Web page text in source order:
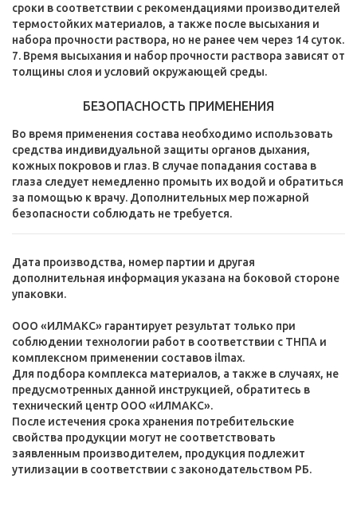
сроки в соответствии с рекомендациями производителей
термостойких материалов, а также после высыхания и
набора прочности раствора, но не ранее чем через 14 суток.
7. Время высыхания и набор прочности раствора зависят от
толщины слоя и условий окружающей среды.
БЕЗОПАСНОСТЬ ПРИМЕНЕНИЯ
Во время применения состава необходимо использовать
средства индивидуальной защиты органов дыхания,
кожных покровов и глаз. В случае попадания состава в
глаза следует немедленно промыть их водой и обратиться
за помощью к врачу. Дополнительных мер пожарной
безопасности соблюдать не требуется.
Дата производства, номер партии и другая
дополнительная информация указана на боковой стороне
упаковки.
ООО «ИЛМАКС» гарантирует результат только при
соблюдении технологии работ в соответствии с ТНПА и
комплексном применении составов ilmax.
Для подбора комплекса материалов, а также в случаях, не
предусмотренных данной инструкцией, обратитесь в
технический центр ООО «ИЛМАКС».
После истечения срока хранения потребительские
свойства продукции могут не соответствовать
заявленным производителем, продукция подлежит
утилизации в соответствии с законодательством РБ.